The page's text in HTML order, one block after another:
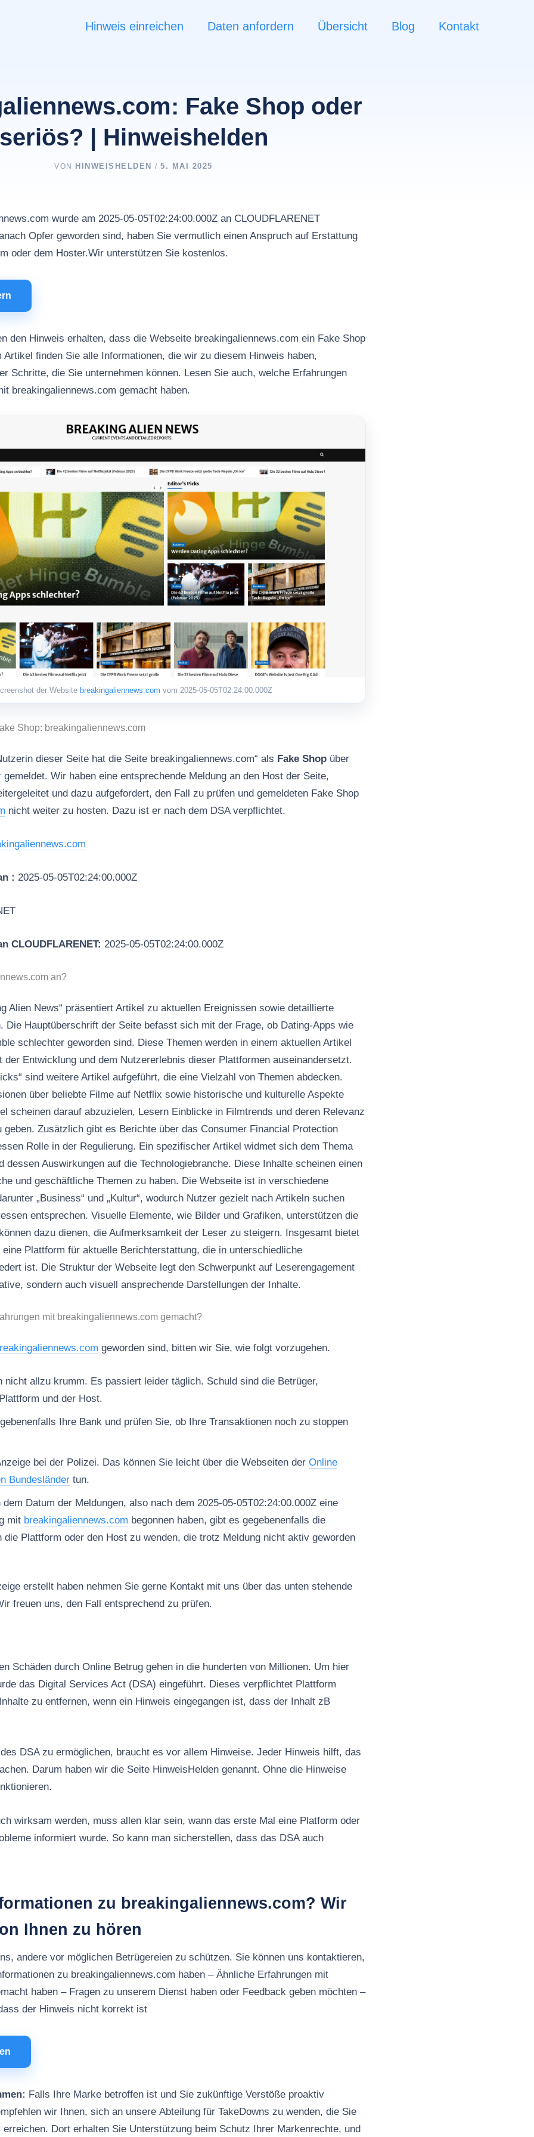
Hinweis einreichen Daten anfordern Übersicht Blog Kontakt
Fake Shop oder
| Hinweishelden
VON HINWEISHELDEN/5. MAI 2025
wurde am 2025-05-05T02:24:00.000Z an CLOUDFLARENET
Opfer geworden sind, haben Sie vermutlich einen Anspruch auf Erstattung
oder dem Hoster.Wir unterstützen Sie kostenlos.
den Hinweis erhalten, dass die Webseite breakingaliennews.com ein Fake Shop
finden Sie alle Informationen, die wir zu diesem Hinweis haben,
Schritte, die Sie unternehmen können. Lesen Sie auch, welche Erfahrungen
breakingaliennews.com gemacht haben.
der Website breakingaliennews.com vom 2025-05-05T02:24:00.000Z
Shop: breakingaliennews.com
dieser Seite hat die Seite breakingaliennews.com“ als Fake Shop über
gemeldet. Wir haben eine entsprechende Meldung an den Host der Seite,
und dazu aufgefordert, den Fall zu prüfen und gemeldeten Fake Shop
nicht weiter zu hosten. Dazu ist er nach dem DSA verpflichtet.
: 2025-05-05T02:24:00.000Z
CLOUDFLARENET: 2025-05-05T02:24:00.000Z
an?
Alien News“ präsentiert Artikel zu aktuellen Ereignissen sowie detaillierte
Die Hauptüberschrift der Seite befasst sich mit der Frage, ob Dating-Apps wie
schlechter geworden sind. Diese Themen werden in einem aktuellen Artikel
der Entwicklung und dem Nutzererlebnis dieser Plattformen auseinandersetzt.
sind weitere Artikel aufgeführt, die eine Vielzahl von Themen abdecken.
über beliebte Filme auf Netflix sowie historische und kulturelle Aspekte
scheinen darauf abzuzielen, Lesern Einblicke in Filmtrends und deren Relevanz
Zusätzlich gibt es Berichte über das Consumer Financial Protection
Rolle in der Regulierung. Ein spezifischer Artikel widmet sich dem Thema
dessen Auswirkungen auf die Technologiebranche. Diese Inhalte scheinen einen
und geschäftliche Themen zu haben. Die Webseite ist in verschiedene
„Business“ und „Kultur“, wodurch Nutzer gezielt nach Artikeln suchen
entsprechen. Visuelle Elemente, wie Bilder und Grafiken, unterstützen die
dazu dienen, die Aufmerksamkeit der Leser zu steigern. Insgesamt bietet
eine Plattform für aktuelle Berichterstattung, die in unterschiedliche
ist. Die Struktur der Webseite legt den Schwerpunkt auf Leserengagement
sondern auch visuell ansprechende Darstellungen der Inhalte.
mit breakingaliennews.com gemacht?
geworden sind, bitten wir Sie, wie folgt vorzugehen.
nicht allzu krumm. Es passiert leider täglich. Schuld sind die Betrüger,
und der Host.
Ihre Bank und prüfen Sie, ob Ihre Transaktionen noch zu stoppen
bei der Polizei. Das können Sie leicht über die Webseiten der Online
Bundesländer tun.
Datum der Meldungen, also nach dem 2025-05-05T02:24:00.000Z eine
mit breakingaliennews.com begonnen haben, gibt es gegebenenfalls die
Plattform oder den Host zu wenden, die trotz Meldung nicht aktiv geworden
erstellt haben nehmen Sie gerne Kontakt mit uns über das unten stehende
freuen uns, den Fall entsprechend zu prüfen.
Schäden durch Online Betrug gehen in die hunderten von Millionen. Um hier
das Digital Services Act (DSA) eingeführt. Dieses verpflichtet Plattform
zu entfernen, wenn ein Hinweis eingegangen ist, dass der Inhalt zB
DSA zu ermöglichen, braucht es vor allem Hinweise. Jeder Hinweis hilft, das
Darum haben wir die Seite HinweisHelden genannt. Ohne die Hinweise
wirksam werden, muss allen klar sein, wann das erste Mal eine Platform oder
informiert wurde. So kann man sicherstellen, dass das DSA auch
zu breakingaliennews.com? Wir
Ihnen zu hören
andere vor möglichen Betrügereien zu schützen. Sie können uns kontaktieren,
zu breakingaliennews.com haben – Ähnliche Erfahrungen mit
haben – Fragen zu unserem Dienst haben oder Feedback geben möchten –
der Hinweis nicht korrekt ist
Falls Ihre Marke betroffen ist und Sie zukünftige Verstöße proaktiv
wir Ihnen, sich an unsere Abteilung für TakeDowns zu wenden, die Sie
erreichen. Dort erhalten Sie Unterstützung beim Schutz Ihrer Markenrechte, und